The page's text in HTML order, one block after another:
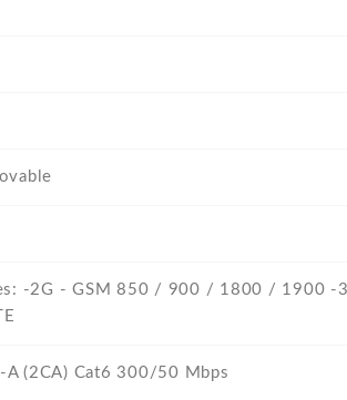
-2G - GSM 850 / 900 / 1800 / 1900 -
A (2CA) Cat6 300/50 Mbps